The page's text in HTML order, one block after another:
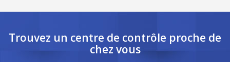
Trouvez un centre de contrôle proche de
chez vous